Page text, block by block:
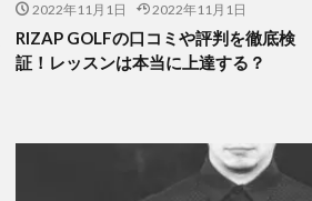
2022年11月1日 2022年11月1日
RIZAP GOLFの口コミや評判を徹底検
証！レッスンは本当に上達する？